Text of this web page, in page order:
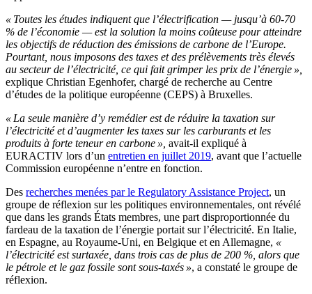
« Toutes les études indiquent que l’électrification — jusqu’à 60-70
% de l’économie — est la solution la moins coûteuse pour atteindre
les objectifs de réduction des émissions de carbone de l’Europe.
Pourtant, nous imposons des taxes et des prélèvements très élevés
au secteur de l’électricité, ce qui fait grimper les prix de l’énergie »,
explique Christian Egenhofer, chargé de recherche au Centre
d’études de la politique européenne (CEPS) à Bruxelles.
« La seule manière d’y remédier est de réduire la taxation sur
l’électricité et d’augmenter les taxes sur les carburants et les
produits à forte teneur en carbone », avait-il expliqué à
EURACTIV lors d’un entretien en juillet 2019, avant que l’actuelle
Commission européenne n’entre en fonction.
Des recherches menées par le Regulatory Assistance Project, un
groupe de réflexion sur les politiques environnementales, ont révélé
que dans les grands États membres, une part disproportionnée du
fardeau de la taxation de l’énergie portait sur l’électricité. En Italie,
en Espagne, au Royaume-Uni, en Belgique et en Allemagne, «
l’électricité est surtaxée, dans trois cas de plus de 200 %, alors que
le pétrole et le gaz fossile sont sous-taxés », a constaté le groupe de
réflexion.